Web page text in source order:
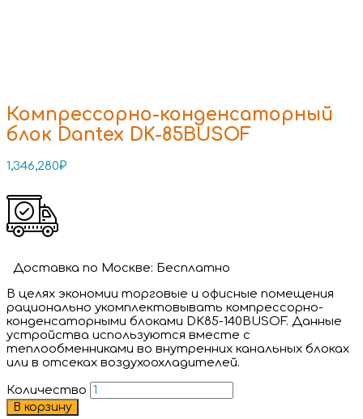
Компрессорно-конденсаторный
блок Dantex DK-85BUSOF
1,346,280₽
Доставка по Москве: Бесплатно
В целях экономии торговые и офисные помещения
рационально укомплектовывать компрессорно-
конденсаторными блоками DK85-140BUSOF. Данные
устройства используются вместе с
теплообменниками во внутренних канальных блоках
или в отсеках воздухоохладителей.
Количество
В корзину